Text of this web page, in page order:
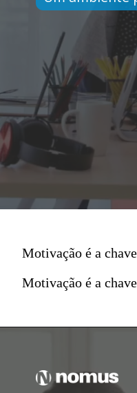
Motivação é a chave
Motivação é a chave